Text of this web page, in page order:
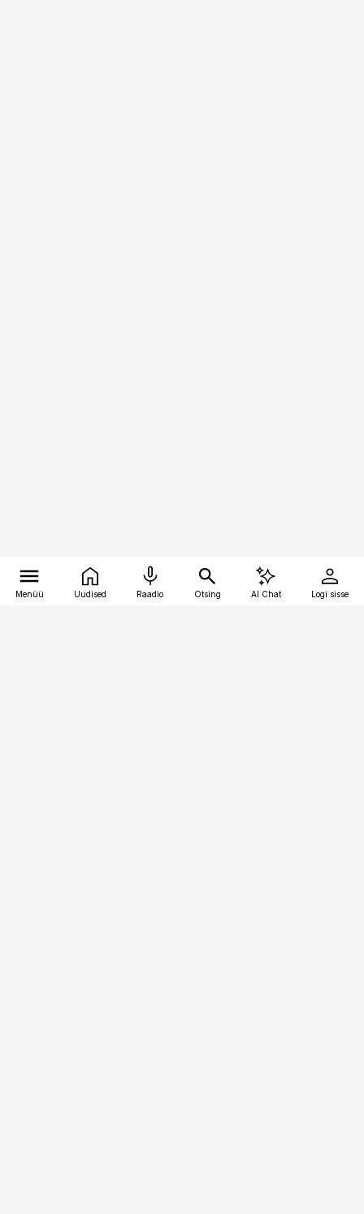
Menüü Uudised Raadio Otsing AI Chat Logi sisse